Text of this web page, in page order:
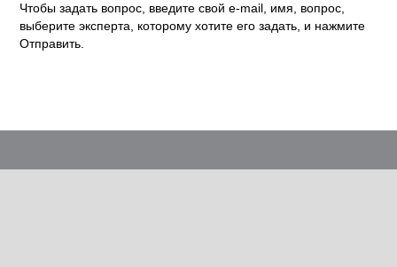
Чтобы задать вопрос, введите свой e-mail, имя, вопрос,
выберите эксперта, которому хотите его задать, и нажмите
Отправить.